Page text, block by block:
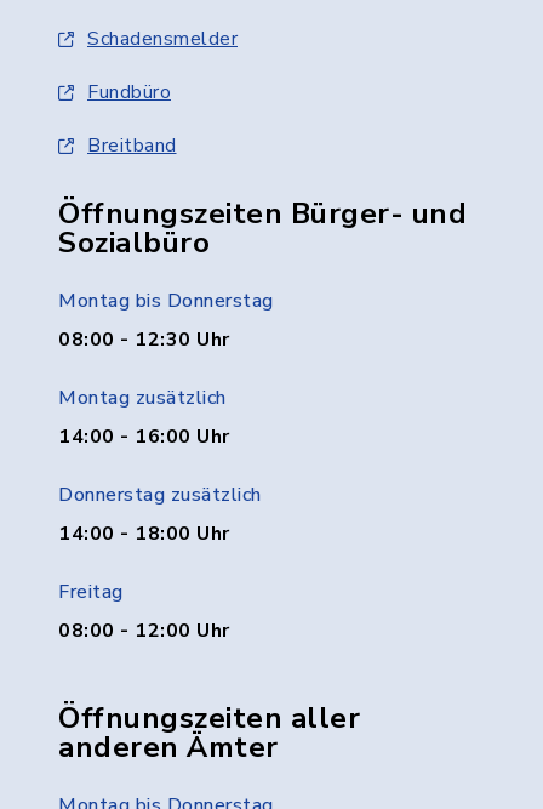
Schadensmelder
Fundbüro
Breitband
Öffnungszeiten Bürger- und
Sozialbüro
Montag bis Donnerstag
08:00 - 12:30 Uhr
Montag zusätzlich
14:00 - 16:00 Uhr
Donnerstag zusätzlich
14:00 - 18:00 Uhr
Freitag
08:00 - 12:00 Uhr
Öffnungszeiten aller
anderen Ämter